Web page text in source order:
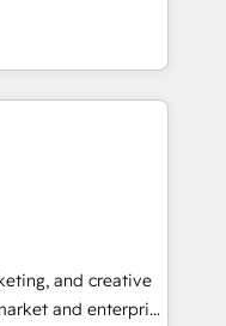
Award 🏆2015
the Year 🏆2015
Marketplace
a HubSpot
value...
fixing existing
|
project... ⬅️
150+ Kickstart
in the center
💰 Sage or
✍️ DocuSign or
and creative
and enterprise